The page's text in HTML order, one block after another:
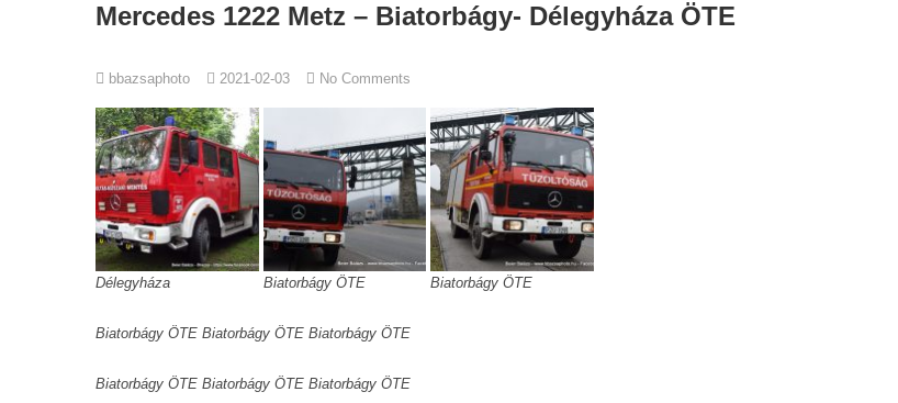
Mercedes 1222 Metz – Biatorbágy- Délegyháza ÖTE
bbazsaphoto 2021-02-03 No Comments
Délegyháza Biatorbágy ÖTE Biatorbágy ÖTE
Biatorbágy ÖTE Biatorbágy ÖTE Biatorbágy ÖTE
Biatorbágy ÖTE Biatorbágy ÖTE Biatorbágy ÖTE